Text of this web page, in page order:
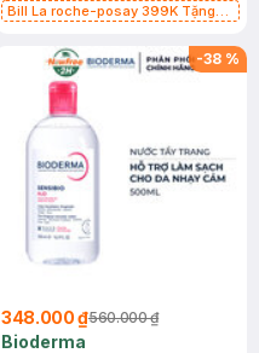
Bill La roche-posay 399K Tặng
(SL có hạn)
-38 %
348.000 ₫560.000 ₫
Bioderma